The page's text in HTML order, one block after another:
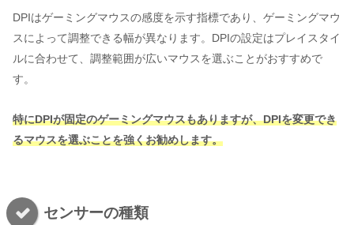
DPIはゲーミングマウスの感度を示す指標であり、ゲーミングマウ
スによって調整できる幅が異なります。DPIの設定はプレイスタイ
ルに合わせて、調整範囲が広いマウスを選ぶことがおすすめで
す。
特にDPIが固定のゲーミングマウスもありますが、DPIを変更でき
るマウスを選ぶことを強くお勧めします。
センサーの種類